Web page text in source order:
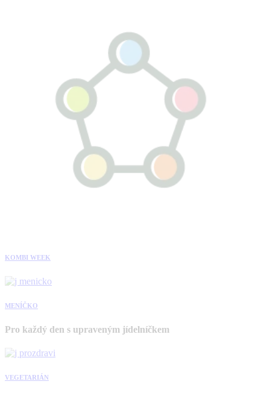
KOMBI WEEK
MENÍČKO
Pro každý den s upraveným jídelníčkem
VEGETARIÁN